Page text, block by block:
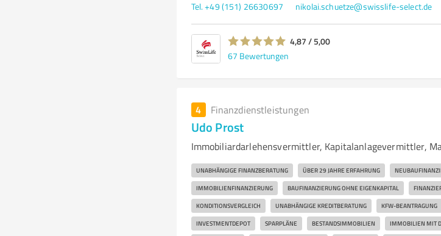
Tel. +49 (151) 26630697 nikolai.schuetze@swisslife-select.de
4,87 / 5,00
67 Bewertungen
4 Finanzdienstleistungen
Udo Prost
Immobiliardarlehensvermittler, Kapitalanlagevermittler,
UNABHÄNGIGE FINANZBERATUNG ÜBER 29 JAHRE ERFAHRUNG
IMMOBILIENFINANZIERUNG BAUFINANZIERUNG OHNE EIGENKAPITAL
KONDITIONSVERGLEICH UNABHÄNGIGE KREDITBERATUNG KFW-BEANTRAGUNG
INVESTMENTDEPOT SPARPLÄNE BESTANDSIMMOBILIEN IMMOBILIEN MIT